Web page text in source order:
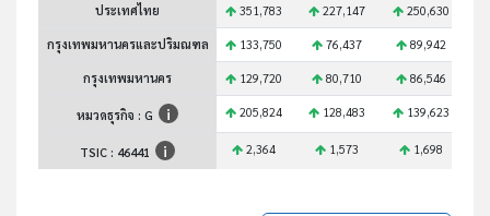
ประเทศไทย 351,783 227,147 250,630
กรุงเทพมหานครและปริมณฑล 133,750 76,437 89,942
กรุงเทพมหานคร 129,720 80,710 86,546
หมวดธุรกิจ : G 205,824 128,483 139,623
TSIC : 46441 2,364 1,573 1,698